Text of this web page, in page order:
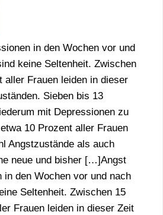
in den Wochen vor und
keine Seltenheit. Zwischen
aller Frauen leiden in dieser
Sieben bis 13
mit Depressionen zu
10 Prozent aller Frauen
Angstzustände als auch
neue und bisher […]Angst
in den Wochen vor und nach
Seltenheit. Zwischen 15
Frauen leiden in dieser Zeit